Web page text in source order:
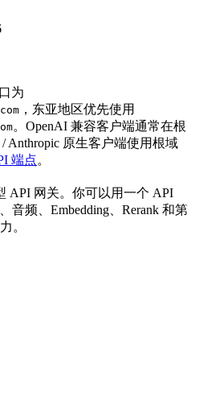
为
，东亚地区优先使用
。OpenAI 兼容客户端通常在根
/ Anthropic 原生客户端使用根域
端点。
API 网关。你可以用一个 API
音频、Embedding、Rerank 和第
。